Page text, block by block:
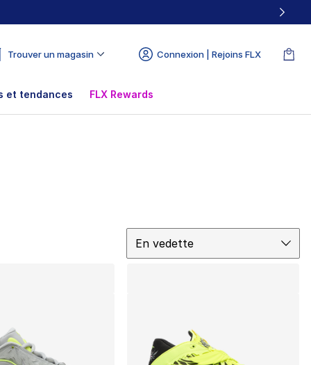
Trouver un magasin Connexion | Rejoins FLX
et tendances FLX Rewards
En vedette